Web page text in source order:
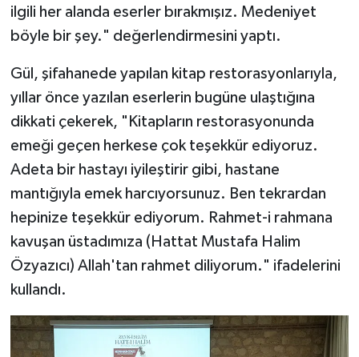
ilgili her alanda eserler bırakmışız. Medeniyet
böyle bir şey." değerlendirmesini yaptı.
Gül, şifahanede yapılan kitap restorasyonlarıyla,
yıllar önce yazılan eserlerin bugüne ulaştığına
dikkati çekerek, "Kitapların restorasyonunda
emeği geçen herkese çok teşekkür ediyoruz.
Adeta bir hastayı iyileştirir gibi, hastane
mantığıyla emek harcıyorsunuz. Ben tekrardan
hepinize teşekkür ediyorum. Rahmet-i rahmana
kavuşan üstadımıza (Hattat Mustafa Halim
Özyazıcı) Allah'tan rahmet diliyorum." ifadelerini
kullandı.
Gümüşhane Müftülüğü
Hakkari Müftülüğü
Hatay Müftülüğü
Iğdır Müftülüğü
Isparta Müftülüğü
İzmir Müftülüğü